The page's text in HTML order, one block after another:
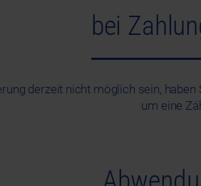
bei
derzeit nicht möglich sein,
um eine